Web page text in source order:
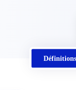
Définitions